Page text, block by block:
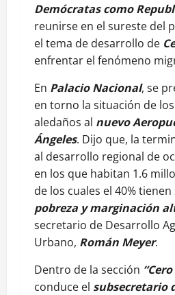
Demócratas como
reunirse en el sureste del
el tema de desarrollo de
enfrentar el fenómeno
En Palacio Nacional, se
en torno la situación de
aledaños al nuevo
Ángeles. Dijo que, la
al desarrollo regional de
en los que habitan 1.6
de los cuales el 40%
pobreza y marginación
secretario de Desarrollo
Urbano, Román Meyer.
Dentro de la sección
conduce el subsecretario